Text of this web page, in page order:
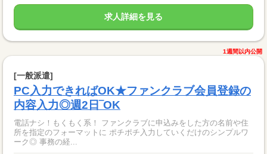
求人詳細を見る
1週間以内公開
[一般派遣]
PC入力できればOK★ファンクラブ会員登録の
内容入力◎週2日‾OK
電話ナシ！もくもく系！ ファンクラブに申込みをした方の名前や住
所を指定のフォーマットに ポチポチ入力していくだけのシンプルワ
ーク◎ 事務の経...